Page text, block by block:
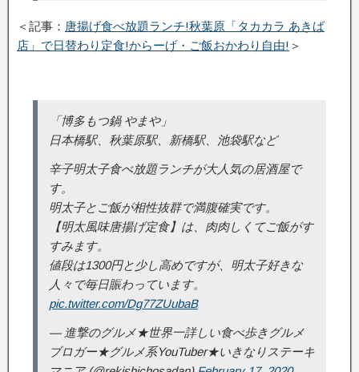
＜記事： 唐揚げ食べ放題ランチ!秋葉原「タカカラ あきば
店」で日替わり定食!からーげ・ご飯おかわり自由! ＞
「博多もつ鍋 やまや」
日本橋駅、秋葉原駅、新橋駅、池袋駅など
辛子明太子食べ放題ランチが大人気の居酒屋で
す。
明太子とご飯が相性抜群で満腹確実です。
【明太風味唐揚げ定食】は、肉肉しくてご飯がす
すみます。
値段は1300円と少し高めですが、明太子好きな
人々で毎日賑わっています。
pic.twitter.com/Dg77ZUubaB
— 進撃のグルメ★世界一詳しい食べ歩きグルメ
ブロガー★グルメ系YouTuber★いきなりステーキ